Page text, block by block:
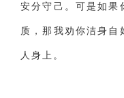
安分守己。可是如果
质，那我劝你洁身自
人身上。